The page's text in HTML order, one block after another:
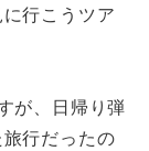
に行こうツア
が、日帰り弾
行だったの